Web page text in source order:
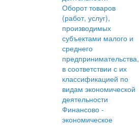
Оборот товаров
(работ, услуг),
производимых
субъектами малого и
среднего
предпринимательства,
в соответствии с их
классификацией по
видам экономической
деятельности
Финансово -
экономическое